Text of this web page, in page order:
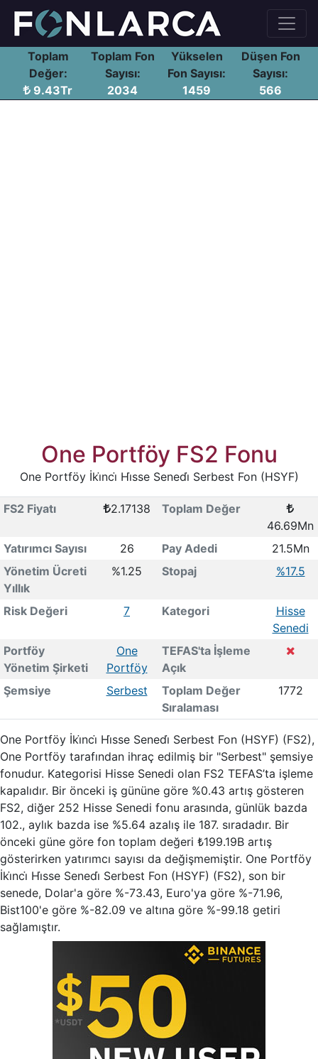
Toplam
Değer:
9.43Tr
Toplam Fon
Sayısı:
2034
Yükselen
Fon Sayısı:
1459
Düşen Fon
Sayısı:
566
One Portföy FS2 Fonu
One Portföy İki̇nci̇ Hi̇sse Senedi̇ Serbest Fon (HSYF)
FS2 Fiyatı 2.17138
Toplam Değer
46.69Mn
Yatırımcı Sayısı
26 Pay Adedi
21.5Mn
Yönetim Ücreti
Yıllık
%1.25 Stopaj %17.5
Risk Değeri 7 Kategori
Hisse
Senedi
Portföy
Yönetim Şirketi
One
Portföy
TEFAS'ta İşleme
Açık
Şemsiye
Serbest
Toplam Değer
Sıralaması
1772
One Portföy İki̇nci̇ Hi̇sse Senedi̇ Serbest Fon (HSYF) (FS2),
One Portföy tarafından ihraç edilmiş bir "Serbest" şemsiye
fonudur. Kategorisi Hisse Senedi olan FS2 TEFAS’ta işleme
kapalıdır. Bir önceki iş gününe göre %0.43 artış gösteren
FS2, diğer 252 Hisse Senedi fonu arasında, günlük bazda
102., aylık bazda ise %5.64 azalış ile 187. sıradadır. Bir
önceki güne göre fon toplam değeri ₺199.19B artış
gösterirken yatırımcı sayısı da değişmemiştir. One Portföy
İki̇nci̇ Hi̇sse Senedi̇ Serbest Fon (HSYF) (FS2), son bir
senede, Dolar'a göre %-73.43, Euro'ya göre %-71.96,
Bist100'e göre %-82.09 ve altına göre %-99.18 getiri
sağlamıştır.